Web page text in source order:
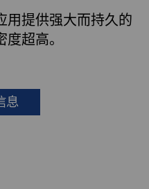
用提供强大而持久的
超高。
息